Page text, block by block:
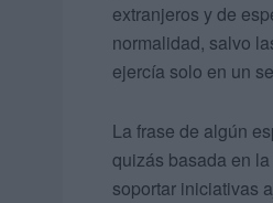
extranjeros y de
normalidad, salvo
ejercía solo en un
La frase de algún
quizás basada en
soportar iniciativas